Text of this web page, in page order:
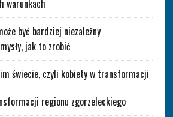
warunkach
być bardziej niezależny
jak to zrobić
świecie, czyli kobiety w transformacji
regionu zgorzeleckiego